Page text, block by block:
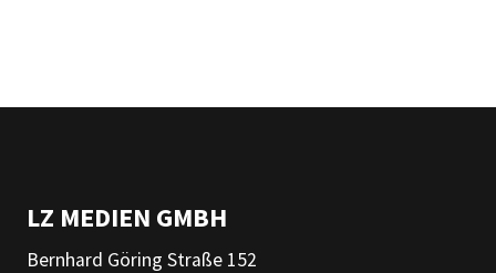
LZ MEDIEN GMBH
Bernhard Göring Straße 152